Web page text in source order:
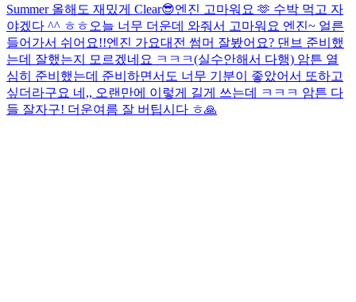
Summer 올해도 재밌게 Clear😎엔진 고마워요 🫶 수박 먹고 자
야겠다 ^^ ㅎㅎ 오늘 너무 더운데 와줘서 고마워요 엔진~ 얼른
들어가서 쉬어요!!엔진 가요대전 썸머 잘봤어요? 댄브 준비했
는데 잘했는지 모르겠네요 ㅋㅋㅋ(실수안해서 다행) 암튼 열
심히 준비했는데 준비하면서도 너무 기분이 좋았어서 또하고
싶더라구요 네,, 오랜만에 이렇게 길게 쓰는데 ㅋㅋㅋ 암튼 다
들 잘자구! 더운여름 잘 버팁시다 ㅎ🙏